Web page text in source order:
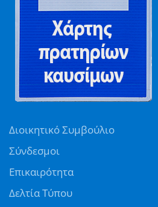
Διοικητικό Συμβούλιο
Σύνδεσμοι
Επικαιρότητα
Δελτία Τύπου